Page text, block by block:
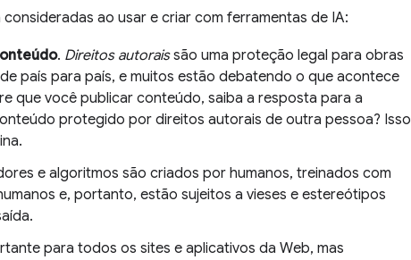
ao usar e criar com ferramentas de IA:
. Direitos autoraissão uma proteção legal para obras
país para país, e muitos estão debatendo o que acontece
que você publicar conteúdo, saiba a resposta para a
protegido por direitos autorais de outra pessoa? Isso
e algoritmos são criados por humanos, treinados com
e, portanto, estão sujeitos a vieses e estereótipos
para todos os sites e aplicativos da Web, mas